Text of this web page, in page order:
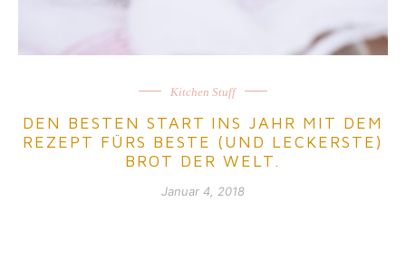
Kitchen Stuff
DEN BESTEN START INS JAHR MIT DEM
REZEPT FÜRS BESTE (UND LECKERSTE)
BROT DER WELT.
Januar 4, 2018